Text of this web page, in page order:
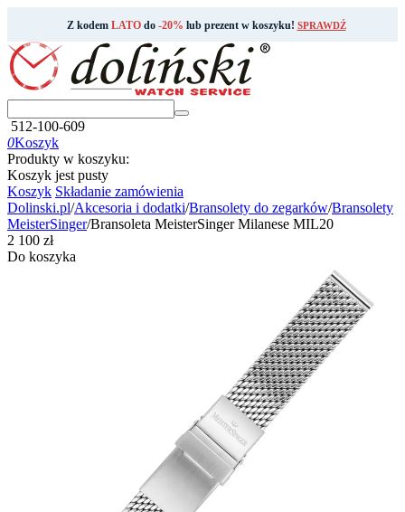
Z kodem LATOdo -20% lub prezent w koszyku! SPRAWDŹ
512-100-609
0Koszyk
Produkty w koszyku:
Koszyk jest pusty
Koszyk Składanie zamówienia
Dolinski.pl/Akcesoria i dodatki/Bransolety do zegarków/Bransolety
MeisterSinger/Bransoleta MeisterSinger Milanese MIL20
‍2 100‍ zł
Do koszyka